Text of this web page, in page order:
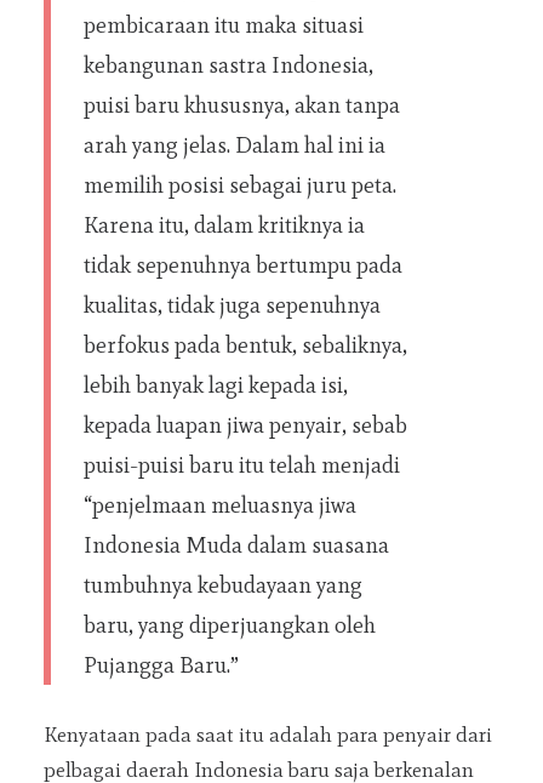
pembicaraan itu maka situasi
kebangunan sastra Indonesia,
puisi baru khususnya, akan tanpa
arah yang jelas. Dalam hal ini ia
memilih posisi sebagai juru peta.
Karena itu, dalam kritiknya ia
tidak sepenuhnya bertumpu pada
kualitas, tidak juga sepenuhnya
berfokus pada bentuk, sebaliknya,
lebih banyak lagi kepada isi,
kepada luapan jiwa penyair, sebab
puisi-puisi baru itu telah menjadi
“penjelmaan meluasnya jiwa
Indonesia Muda dalam suasana
tumbuhnya kebudayaan yang
baru, yang diperjuangkan oleh
Pujangga Baru.”
Kenyataan pada saat itu adalah para penyair dari
pelbagai daerah Indonesia baru saja berkenalan